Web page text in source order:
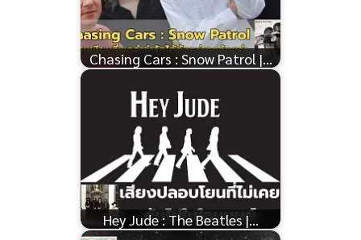
Chasing Cars : Snow Patrol |…
Hey Jude : The Beatles |…